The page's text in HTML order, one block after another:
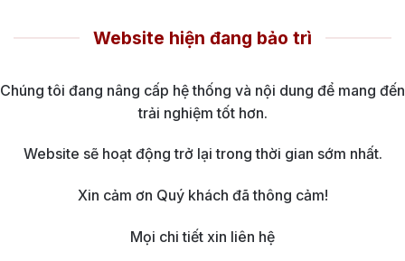
Website hiện đang bảo trì
Chúng tôi đang nâng cấp hệ thống và nội dung để mang đến
trải nghiệm tốt hơn.
Website sẽ hoạt động trở lại trong thời gian sớm nhất.
Xin cảm ơn Quý khách đã thông cảm!
Mọi chi tiết xin liên hệ